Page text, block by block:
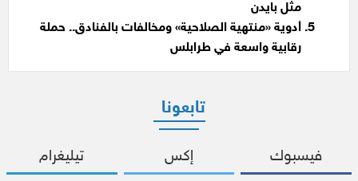
مثل بايدن
أدوية «منتهية الصلاحية» ومخالفات بالفنادق.. حملة
رقابية واسعة في طرابلس
تابعونا
فيسبوك إكس تيليغرام